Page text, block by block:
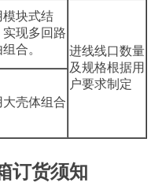
模块式结
实现多回路
合。
进线线口数量
及规格根据用
户要求制定
大壳体组合
订货须知